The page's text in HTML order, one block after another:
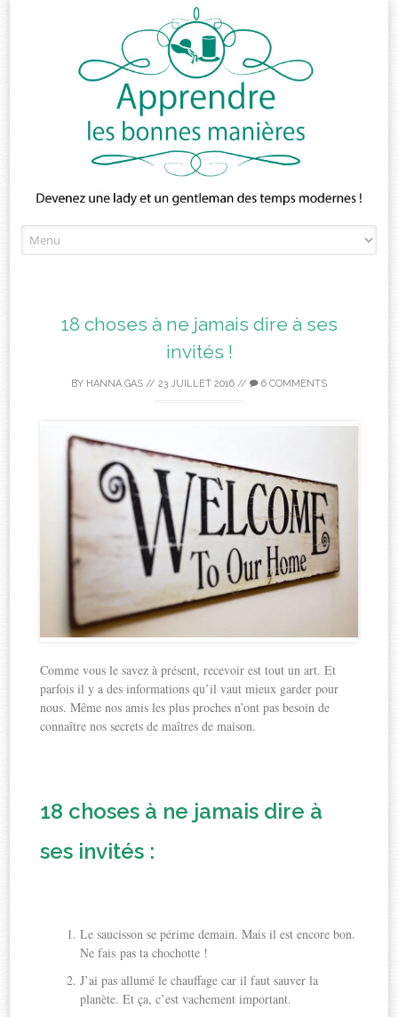
to
18 choses à ne jamais dire à ses
invités !
BY HANNA GAS // 23 JUILLET 2016 // 6 COMMENTS
Comme vous le savez à présent, recevoir est tout un art. Et
parfois il y a des informations qu’il vaut mieux garder pour
nous. Même nos amis les plus proches n’ont pas besoin de
connaître nos secrets de maîtres de maison.
18 choses à ne jamais dire à
ses invités :
Le saucisson se périme demain. Mais il est encore bon.
Ne fais pas ta chochotte !
J’ai pas allumé le chauffage car il faut sauver la
planète. Et ça, c’est vachement important.